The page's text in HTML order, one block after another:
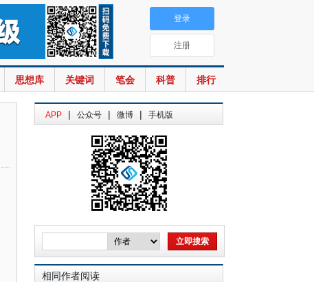
思想库 关键词 笔会 科普 排行
登录
注册
APP | 公众号 | 微博 | 手机版
相同作者阅读